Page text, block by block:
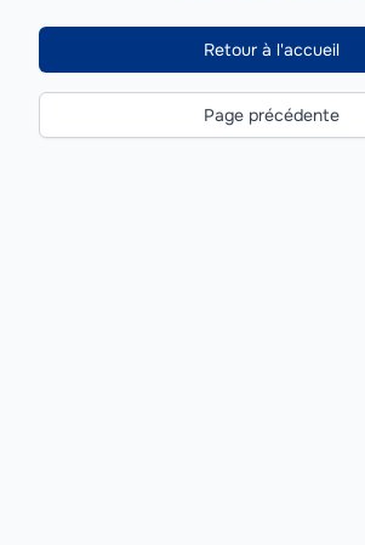
Retour à l'accueil
Page précédente